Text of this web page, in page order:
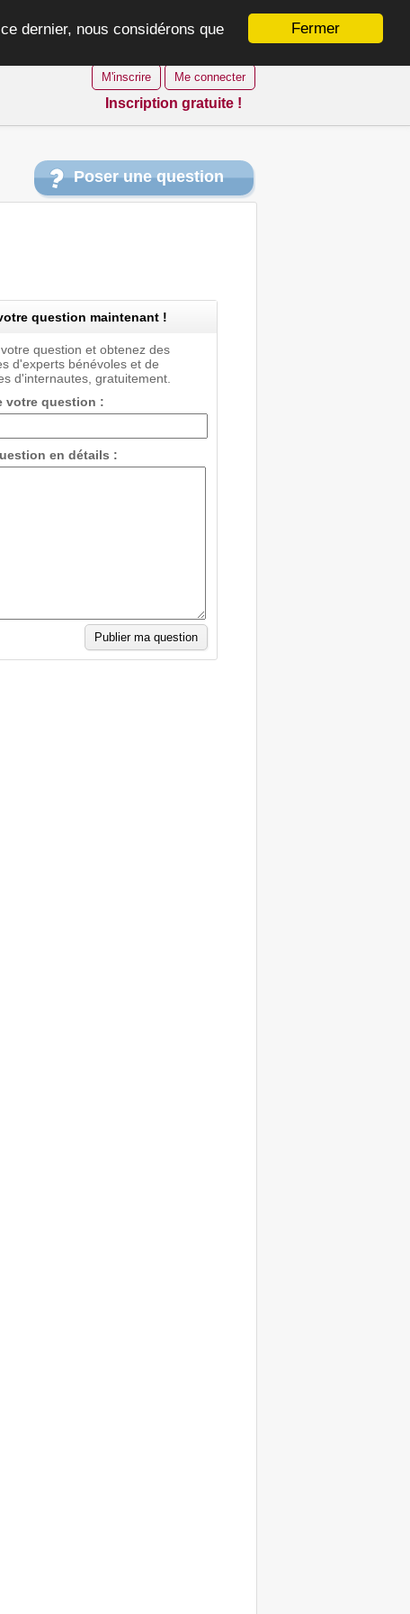
Fermer
dernier, nous considérons que
M'inscrire Me connecter
Inscription gratuite !
Poser une question
question maintenant !
question et obtenez des
d'experts bénévoles et de
d'internautes, gratuitement.
votre question :
en détails :